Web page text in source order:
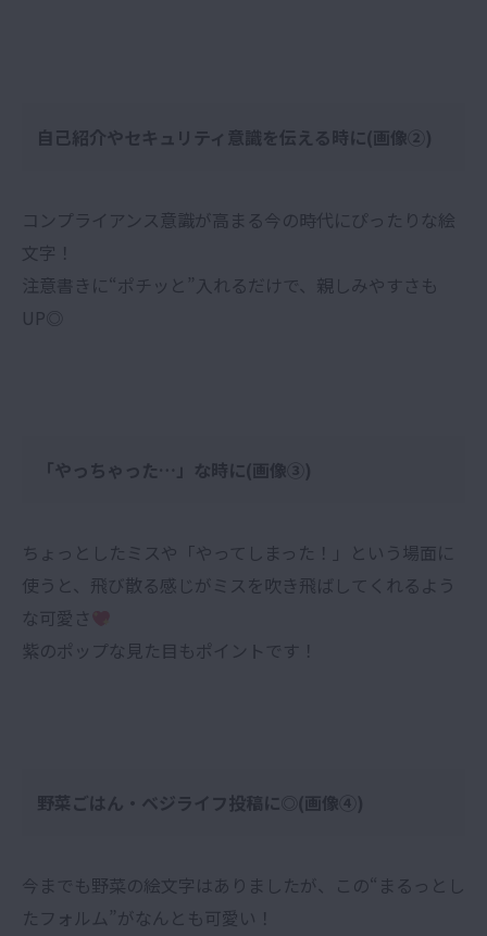
自己紹介やセキュリティ意識を伝える時に(画像②)
コンプライアンス意識が高まる今の時代にぴったりな絵
文字！
注意書きに“ポチッと”入れるだけで、親しみやすさも
UP◎
「やっちゃった…」な時に(画像③)
ちょっとしたミスや「やってしまった！」という場面に
使うと、飛び散る感じがミスを吹き飛ばしてくれるよう
な可愛さ
紫のポップな見た目もポイントです！
野菜ごはん・ベジライフ投稿に◎(画像④)
今までも野菜の絵文字はありましたが、この“まるっとし
たフォルム”がなんとも可愛い！